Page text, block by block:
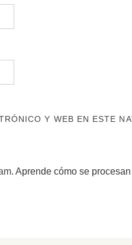
Y WEB EN ESTE
Aprende cómo se